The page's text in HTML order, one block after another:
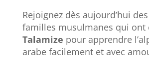
Rejoignez dès aujourd’hui
familles musulmanes qui ont
Talamize pour apprendre
arabe facilement et avec